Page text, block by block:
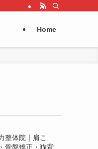
Home
整体院｜肩こ
骨盤矯正・猫背